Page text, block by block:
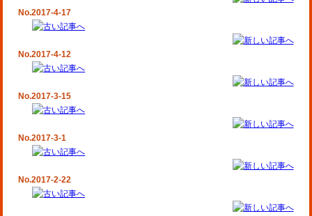
No.2017-4-17
No.2017-4-12
No.2017-3-15
No.2017-3-1
No.2017-2-22